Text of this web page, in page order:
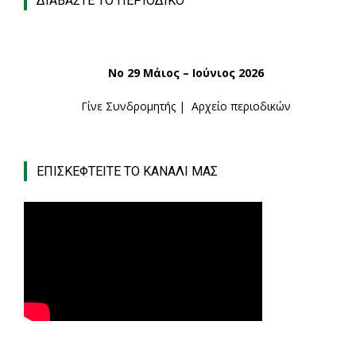
Νο 29 Μάιος – Ιούνιος 2026
Γίνε Συνδρομητής | Αρχείο περιοδικών
ΕΠΙΣΚΕΦΤΕΙΤΕ ΤΟ ΚΑΝΑΛΙ ΜΑΣ